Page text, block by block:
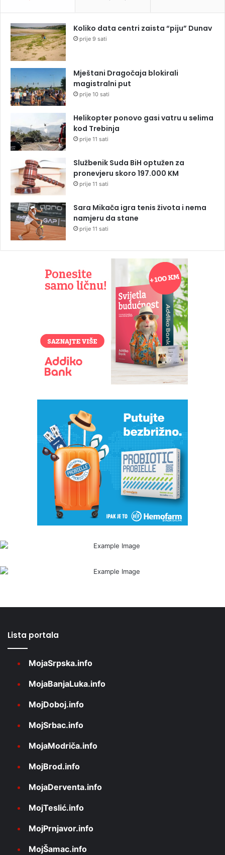
Koliko data centri zaista “piju” Dunav
prije 9 sati
Mještani Dragočaja blokirali
magistralni put
prije 10 sati
Helikopter ponovo gasi vatru u selima
kod Trebinja
prije 11 sati
Službenik Suda BiH optužen za
pronevjeru skoro 197.000 KM
prije 11 sati
Sara Mikača igra tenis života i nema
namjeru da stane
prije 11 sati
Lista portala
MojaSrpska.info
MojaBanjaLuka.info
MojDoboj.info
MojSrbac.info
MojaModriča.info
MojBrod.info
MojaDerventa.info
MojTeslić.info
MojPrnjavor.info
MojŠamac.info